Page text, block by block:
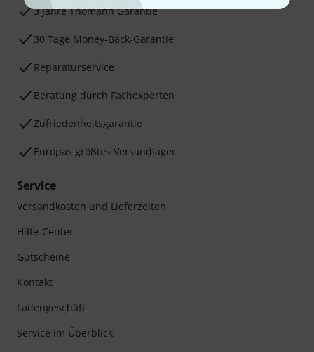
3 Jahre Thomann Garantie
30 Tage Money-Back-Garantie
Reparaturservice
Beratung durch Fachexperten
Zufriedenheitsgarantie
Europas größtes Versandlager
Service
Versandkosten und Lieferzeiten
Hilfe-Center
Gutscheine
Kontakt
Ladengeschäft
Service im Überblick